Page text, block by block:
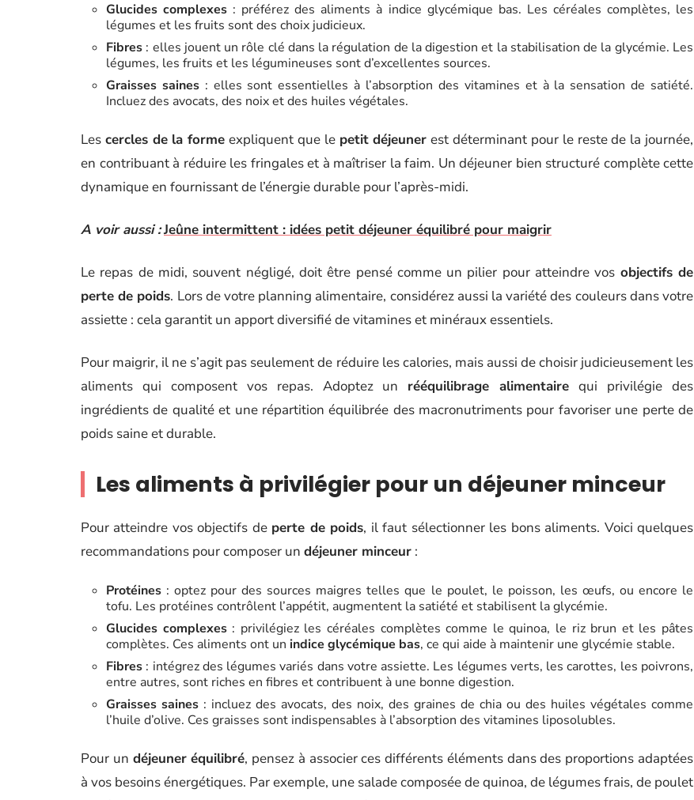
Glucides complexes : préférez des aliments à indice glycémique bas. Les céréales complètes, les
légumes et les fruits sont des choix judicieux.
Fibres : elles jouent un rôle clé dans la régulation de la digestion et la stabilisation de la glycémie. Les
légumes, les fruits et les légumineuses sont d’excellentes sources.
Graisses saines: elles sont essentielles à l’absorption des vitamines et à la sensation de satiété.
Incluez des avocats, des noix et des huiles végétales.
Les cercles de la forme expliquent que le petit déjeuner est déterminant pour le reste de la journée,
en contribuant à réduire les fringales et à maîtriser la faim. Un déjeuner bien structuré complète cette
dynamique en fournissant de l’énergie durable pour l’après-midi.
A voir aussi :Jeûne intermittent : idées petit déjeuner équilibré pour maigrir
Le repas de midi, souvent négligé, doit être pensé comme un pilier pour atteindre vos objectifs de
perte de poids. Lors de votre planning alimentaire, considérez aussi la variété des couleurs dans votre
assiette : cela garantit un apport diversifié de vitamines et minéraux essentiels.
Pour maigrir, il ne s’agit pas seulement de réduire les calories, mais aussi de choisir judicieusement les
aliments qui composent vos repas. Adoptez un rééquilibrage alimentaire qui privilégie des
ingrédients de qualité et une répartition équilibrée des macronutriments pour favoriser une perte de
poids saine et durable.
Les aliments à privilégier pour un déjeuner minceur
Pour atteindre vos objectifs de perte de poids, il faut sélectionner les bons aliments. Voici quelques
recommandations pour composer un déjeuner minceur :
Protéines : optez pour des sources maigres telles que le poulet, le poisson, les œufs, ou encore le
tofu. Les protéines contrôlent l’appétit, augmentent la satiété et stabilisent la glycémie.
Glucides complexes: privilégiez les céréales complètes comme le quinoa, le riz brun et les pâtes
complètes. Ces aliments ont un indice glycémique bas, ce qui aide à maintenir une glycémie stable.
Fibres : intégrez des légumes variés dans votre assiette. Les légumes verts, les carottes, les poivrons,
entre autres, sont riches en fibres et contribuent à une bonne digestion.
Graisses saines : incluez des avocats, des noix, des graines de chia ou des huiles végétales comme
l’huile d’olive. Ces graisses sont indispensables à l’absorption des vitamines liposolubles.
Pour un déjeuner équilibré, pensez à associer ces différents éléments dans des proportions adaptées
à vos besoins énergétiques. Par exemple, une salade composée de quinoa, de légumes frais, de poulet